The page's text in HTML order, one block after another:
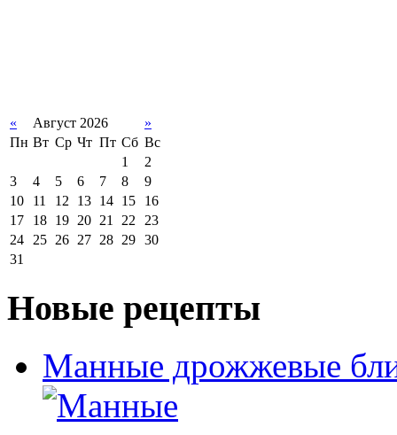
« Август 2026
»
Пн Вт Ср Чт Пт Сб Вс
1
2
3
4 5 6 7 8
9
10
11 12 13 14 15
16
17
18 19 20 21 22 23
24 25 26 27 28 29 30
31
Новые рецепты
Манные дрожжевые